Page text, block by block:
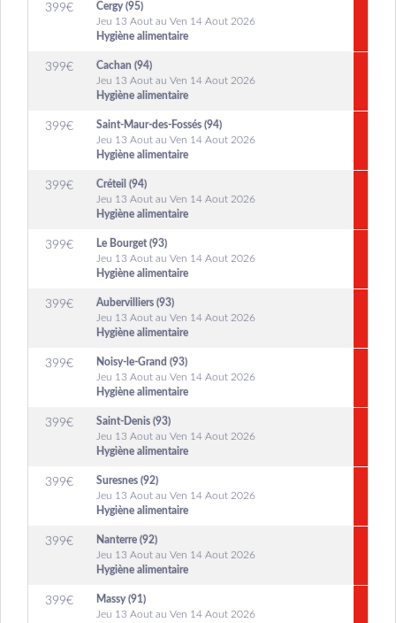
399€
Cergy (95)
Jeu 13 Aout au Ven 14 Aout 2026
Hygiène alimentaire
399€
Cachan (94)
Jeu 13 Aout au Ven 14 Aout 2026
Hygiène alimentaire
399€
Saint-Maur-des-Fossés (94)
Jeu 13 Aout au Ven 14 Aout 2026
Hygiène alimentaire
399€
Créteil (94)
Jeu 13 Aout au Ven 14 Aout 2026
Hygiène alimentaire
399€
Le Bourget (93)
Jeu 13 Aout au Ven 14 Aout 2026
Hygiène alimentaire
399€
Aubervilliers (93)
Jeu 13 Aout au Ven 14 Aout 2026
Hygiène alimentaire
399€
Noisy-le-Grand (93)
Jeu 13 Aout au Ven 14 Aout 2026
Hygiène alimentaire
399€
Saint-Denis (93)
Jeu 13 Aout au Ven 14 Aout 2026
Hygiène alimentaire
399€
Suresnes (92)
Jeu 13 Aout au Ven 14 Aout 2026
Hygiène alimentaire
399€
Nanterre (92)
Jeu 13 Aout au Ven 14 Aout 2026
Hygiène alimentaire
399€
Massy (91)
Jeu 13 Aout au Ven 14 Aout 2026